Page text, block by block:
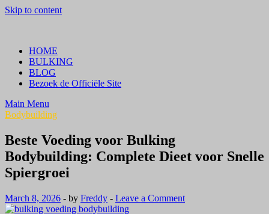
Skip to content
HOME
BULKING
BLOG
Bezoek de Officiële Site
Main Menu
Bodybuilding
Beste Voeding voor Bulking
Bodybuilding: Complete Dieet voor Snelle
Spiergroei
March 8, 2026 - by Freddy - Leave a Comment